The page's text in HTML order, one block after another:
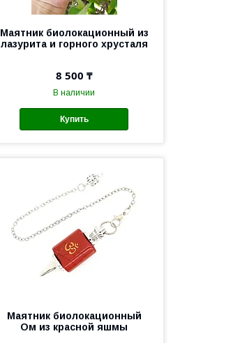
Маятник биолокационный из
лазурита и горного хрусталя
8 500 ₸
В наличии
Купить
Маятник биолокационный
Ом из красной яшмы